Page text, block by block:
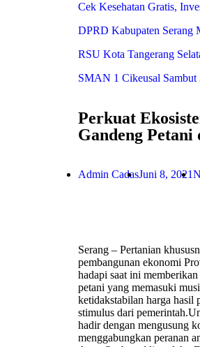
Cek Kesehatan Gratis,
DPRD Kabupaten Serang
RSU Kota Tangerang
SMAN 1 Cikeusal Sambut
Perkuat
Gandeng Petani
Admin CadasJuni 8, 2021
Serang – Pertanian
pembangunan ekonomi
hadapi saat ini
petani yang memasuki
ketidakstabilan harga hasil
stimulus dari
hadir dengan mengusung
menggabungkan peranan